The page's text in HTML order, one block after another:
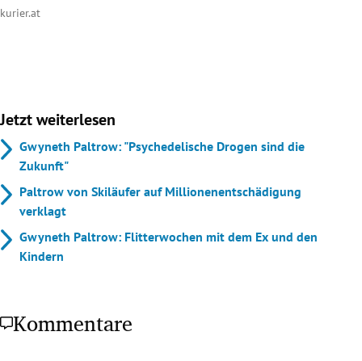
kurier.at
Jetzt weiterlesen
Gwyneth Paltrow: "Psychedelische Drogen sind die
Zukunft"
Paltrow von Skiläufer auf Millionenentschädigung
verklagt
Gwyneth Paltrow: Flitterwochen mit dem Ex und den
Kindern
Kommentare